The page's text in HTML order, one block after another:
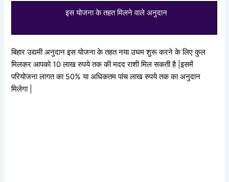
इस योजना के तहत मिलने वाले अनुदान
बिहार उद्यमी अनुदान इस योजना के तहत नया उघम शुरू करने के लिए कुल
मिलकर आपको 10 लाख रुपये तक की मदद राशी मिल सकती है |इसमें
परियोजना लागत का 50% या अधिकतम पांच लाख रुपये तक का अनुदान
मिलेगा |